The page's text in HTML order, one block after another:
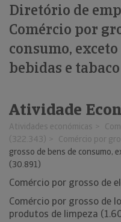
Diretório de
Comércio por
consumo,
bebidas e tabaco
Atividade
Atividades económicas
(322.343)
Comércio por
grosso de bens de consumo,
(30.891)
Comércio por grosso de
Comércio por grosso de
produtos de limpeza